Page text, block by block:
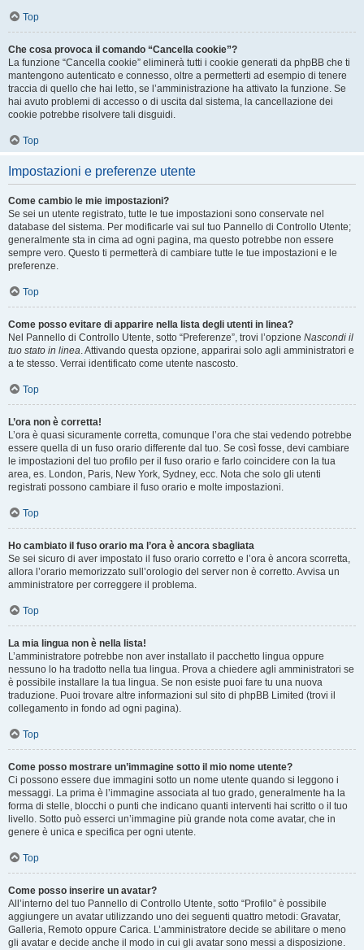
Top
Che cosa provoca il comando “Cancella cookie”?
La funzione “Cancella cookie” eliminerà tutti i cookie generati da phpBB che ti
mantengono autenticato e connesso, oltre a permetterti ad esempio di tenere
traccia di quello che hai letto, se l’amministrazione ha attivato la funzione. Se
hai avuto problemi di accesso o di uscita dal sistema, la cancellazione dei
cookie potrebbe risolvere tali disguidi.
Top
Impostazioni e preferenze utente
Come cambio le mie impostazioni?
Se sei un utente registrato, tutte le tue impostazioni sono conservate nel
database del sistema. Per modificarle vai sul tuo Pannello di Controllo Utente;
generalmente sta in cima ad ogni pagina, ma questo potrebbe non essere
sempre vero. Questo ti permetterà di cambiare tutte le tue impostazioni e le
preferenze.
Top
Come posso evitare di apparire nella lista degli utenti in linea?
Nel Pannello di Controllo Utente, sotto “Preferenze”, trovi l’opzione Nascondi il
tuo stato in linea. Attivando questa opzione, apparirai solo agli amministratori e
a te stesso. Verrai identificato come utente nascosto.
Top
L’ora non è corretta!
L’ora è quasi sicuramente corretta, comunque l’ora che stai vedendo potrebbe
essere quella di un fuso orario differente dal tuo. Se così fosse, devi cambiare
le impostazioni del tuo profilo per il fuso orario e farlo coincidere con la tua
area, es. London, Paris, New York, Sydney, ecc. Nota che solo gli utenti
registrati possono cambiare il fuso orario e molte impostazioni.
Top
Ho cambiato il fuso orario ma l’ora è ancora sbagliata
Se sei sicuro di aver impostato il fuso orario corretto e l’ora è ancora scorretta,
allora l’orario memorizzato sull’orologio del server non è corretto. Avvisa un
amministratore per correggere il problema.
Top
La mia lingua non è nella lista!
L’amministratore potrebbe non aver installato il pacchetto lingua oppure
nessuno lo ha tradotto nella tua lingua. Prova a chiedere agli amministratori se
è possibile installare la tua lingua. Se non esiste puoi fare tu una nuova
traduzione. Puoi trovare altre informazioni sul sito di phpBB Limited (trovi il
collegamento in fondo ad ogni pagina).
Top
Come posso mostrare un’immagine sotto il mio nome utente?
Ci possono essere due immagini sotto un nome utente quando si leggono i
messaggi. La prima è l’immagine associata al tuo grado, generalmente ha la
forma di stelle, blocchi o punti che indicano quanti interventi hai scritto o il tuo
livello. Sotto può esserci un’immagine più grande nota come avatar, che in
genere è unica e specifica per ogni utente.
Top
Come posso inserire un avatar?
All’interno del tuo Pannello di Controllo Utente, sotto “Profilo” è possibile
aggiungere un avatar utilizzando uno dei seguenti quattro metodi: Gravatar,
Galleria, Remoto oppure Carica. L’amministratore decide se abilitare o meno
gli avatar e decide anche il modo in cui gli avatar sono messi a disposizione.